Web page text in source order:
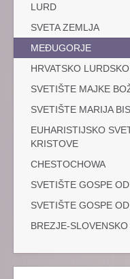
LURD
SVETA ZEMLJA
MEĐUGORJE
HRVATSKO
SVETIŠTE MAJKE
SVETIŠTE MARIJA
EUHARISTIJSKO
KRISTOVE
CHESTOCHOWA
SVETIŠTE GOSPE
SVETIŠTE GOSPE
BREZJE-